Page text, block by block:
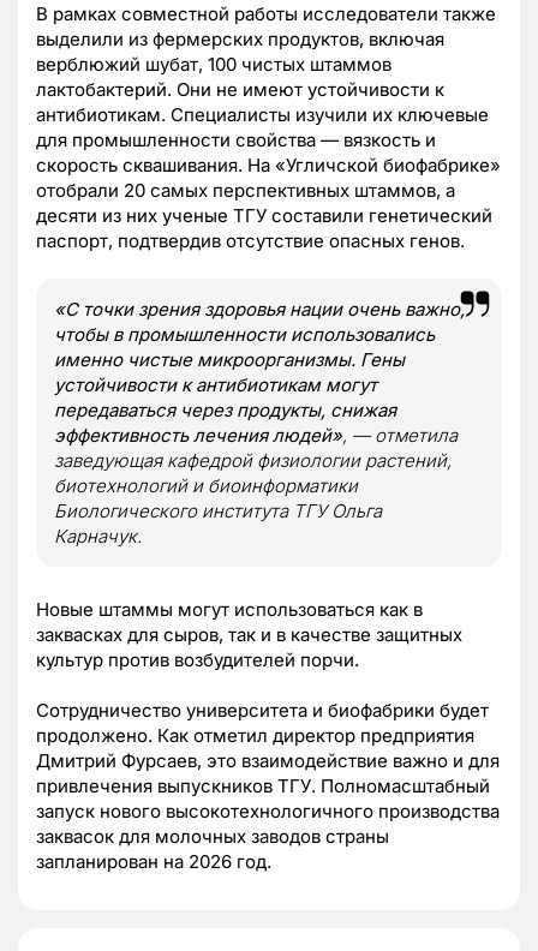
В рамках совместной работы исследователи также
выделили из фермерских продуктов, включая
верблюжий шубат, 100 чистых штаммов
лактобактерий. Они не имеют устойчивости к
антибиотикам. Специалисты изучили их ключевые
для промышленности свойства — вязкость и
скорость сквашивания. На «Угличской биофабрике»
отобрали 20 самых перспективных штаммов, а
десяти из них ученые ТГУ составили генетический
паспорт, подтвердив отсутствие опасных генов.
«С точки зрения здоровья нации очень важно,
чтобы в промышленности использовались
именно чистые микроорганизмы. Гены
устойчивости к антибиотикам могут
передаваться через продукты, снижая
эффективность лечения людей», — отметила
заведующая кафедрой физиологии растений,
биотехнологий и биоинформатики
Биологического института ТГУ Ольга
Карначук.
Новые штаммы могут использоваться как в
заквасках для сыров, так и в качестве защитных
культур против возбудителей порчи.
Сотрудничество университета и биофабрики будет
продолжено. Как отметил директор предприятия
Дмитрий Фурсаев, это взаимодействие важно и для
привлечения выпускников ТГУ. Полномасштабный
запуск нового высокотехнологичного производства
заквасок для молочных заводов страны
запланирован на 2026 год.